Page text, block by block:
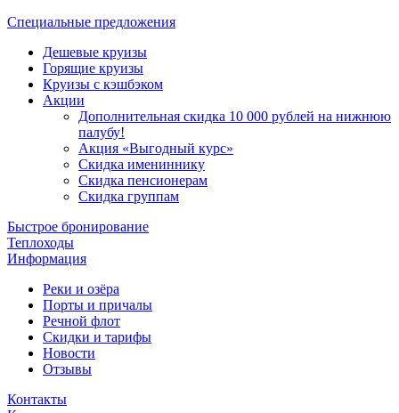
Специальные предложения
Дешевые круизы
Горящие круизы
Круизы с кэшбэком
Акции
Дополнительная скидка 10 000 рублей на нижнюю
палубу!
Акция «Выгодный курс»
Скидка имениннику
Скидка пенсионерам
Скидка группам
Быстрое бронирование
Теплоходы
Информация
Реки и озёра
Порты и причалы
Речной флот
Скидки и тарифы
Новости
Отзывы
Контакты